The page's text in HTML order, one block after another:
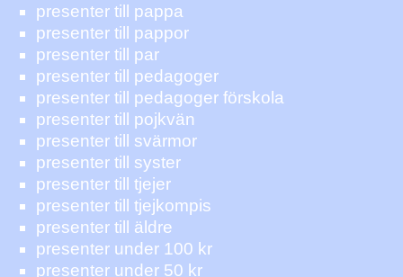
presenter till pappa
presenter till pappor
presenter till par
presenter till pedagoger
presenter till pedagoger förskola
presenter till pojkvän
presenter till svärmor
presenter till syster
presenter till tjejer
presenter till tjejkompis
presenter till äldre
presenter under 100 kr
presenter under 50 kr